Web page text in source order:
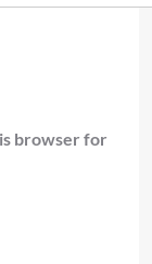
browser for